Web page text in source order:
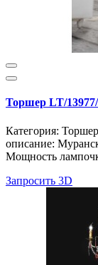
Торшер LT/13977/
Категория:
описание:
Мощность
Запросить 3D